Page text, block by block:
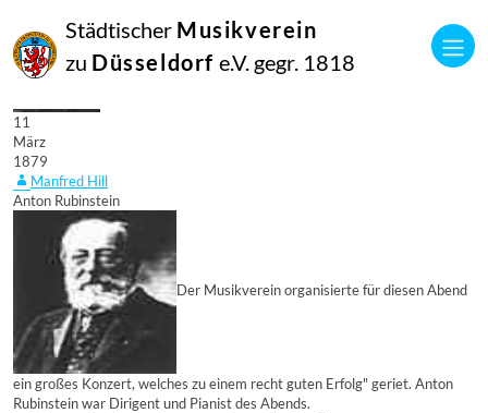
Städtischer Musikverein
zu Düsseldorf e.V. gegr. 1818
11
März
1879
Manfred Hill
Anton Rubinstein
Der Musikverein organisierte für diesen Abend
ein großes Konzert, welches zu einem recht guten Erfolg" geriet. Anton
Rubinstein war Dirigent und Pianist des Abends.